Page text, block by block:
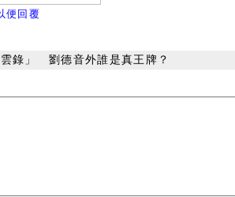
便回覆
錄」 劉德音外誰是真王牌？